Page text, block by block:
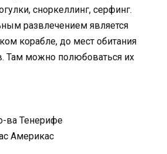
сноркеллинг, серфинг.
развлечением является
корабле, до мест обитания
Там можно полюбоваться их
ва Тенерифе
Америкас